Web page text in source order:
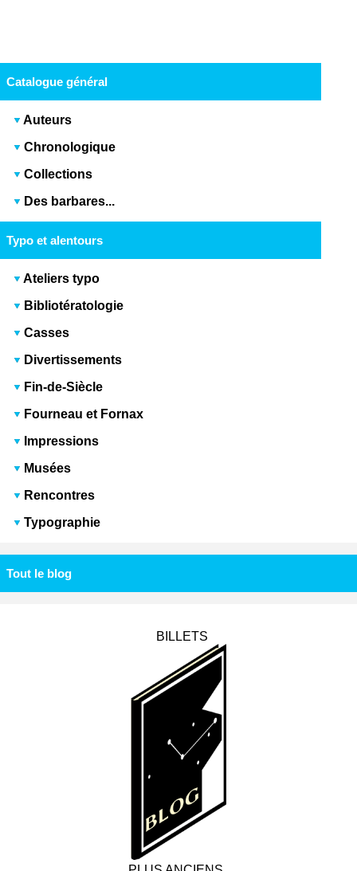
Catalogue général
Auteurs
Chronologique
Collections
Des barbares...
Typo et alentours
Ateliers typo
Bibliotératologie
Casses
Divertissements
Fin-de-Siècle
Fourneau et Fornax
Impressions
Musées
Rencontres
Typographie
Tout le blog
BILLETS